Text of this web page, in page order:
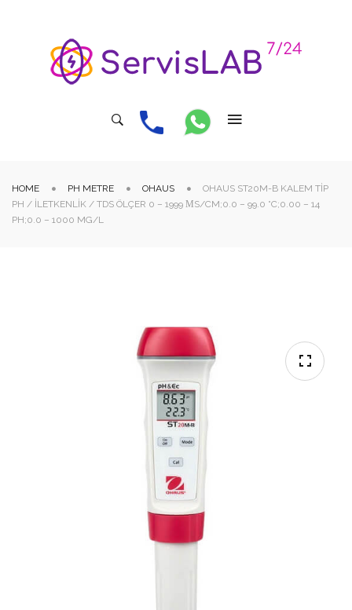
HOME PH METRE OHAUS
OHAUS ST20M-B KALEM TIP
PH / İLETKENLIK / TDS ÖLÇER 0 – 1999 ΜS/CM;0.0 – 99.0 °C;0.00 – 14
PH;0.0 – 1000 MG/L